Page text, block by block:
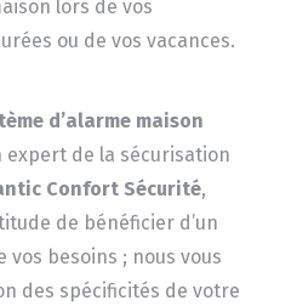
lors de vos
ou de vos vacances.
d’alarme maison
expert de la sécurisation
Confort Sécurité,
de bénéficier d’un
besoins ; nous vous
des spécificités de votre